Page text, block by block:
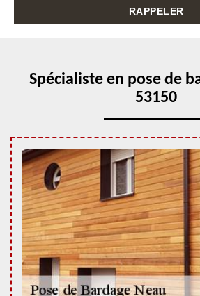
Spécialiste en pose de
53150